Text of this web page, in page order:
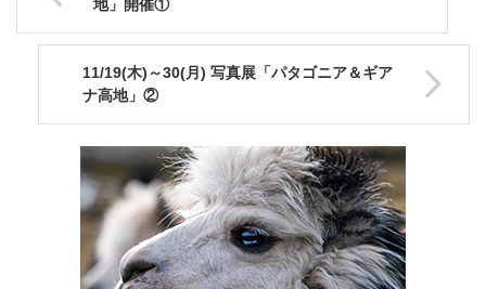
地」開催①
11/19(木)～30(月) 写真展「パタゴニア＆ギア
ナ高地」②